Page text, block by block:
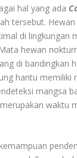
hal yang ada
tersebut.
di lingkungan
hewan
di bandingkan
hantu memiliki
mangsa
waktu